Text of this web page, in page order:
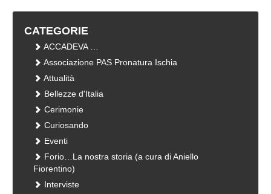
CATEGORIE
ACCADEVA …
Associazione PAS Pronatura Ischia
Attualità
Bellezze d'Italia
Cerimonie
Curiosando
Eventi
Forio…La nostra storia (a cura di Aniello
Fiorentino)
Interviste